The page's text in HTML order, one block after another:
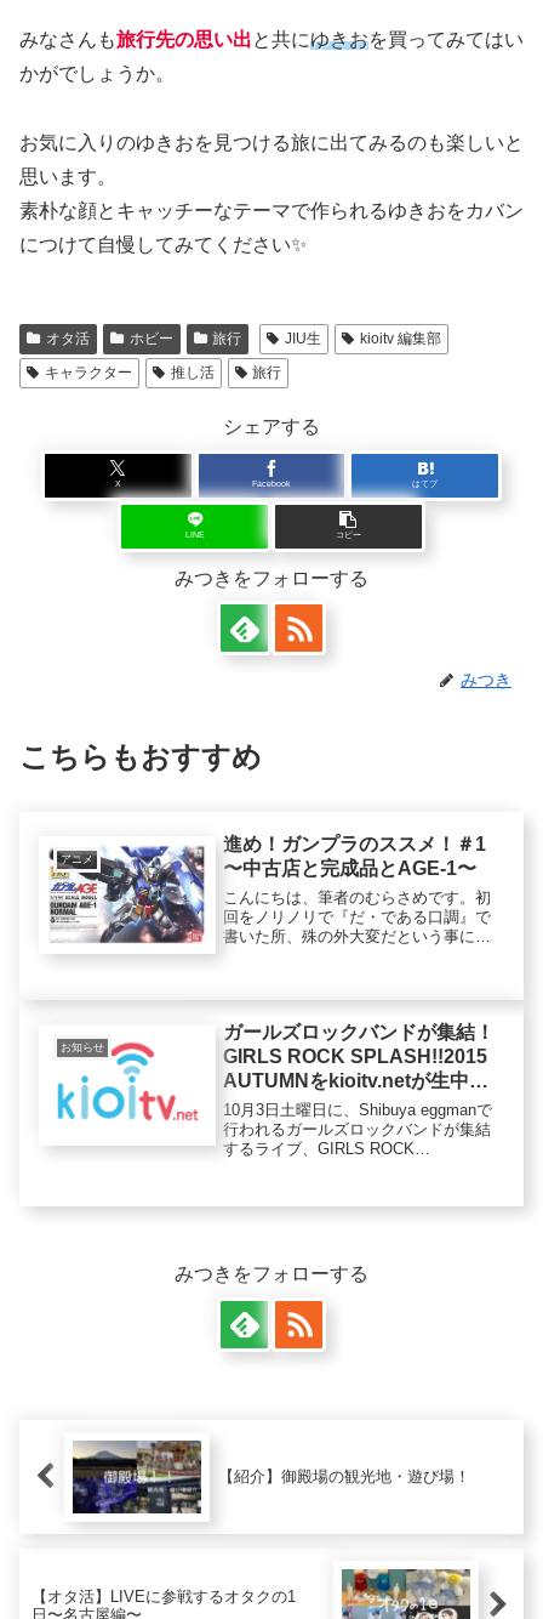
みなさんも旅行先の思い出と共にゆきおを買ってみてはい
かがでしょうか。
お気に入りのゆきおを見つける旅に出てみるのも楽しいと
思います。
素朴な顔とキャッチーなテーマで作られるゆきおをカバン
につけて自慢してみてください✨
オタ活 ホビー 旅行 JIU生
kioitv 編集部
キャラクター
推し活 旅行
シェアする
X Facebook はてブ
LINE コピー
みつきをフォローする
みつき
こちらもおすすめ
アニメ
進め！ガンプラのススメ！＃1
〜中古店と完成品とAGE-1〜
こんにちは、筆者のむらさめです。初
回をノリノリで『だ・である口調』で
書いた所、殊の外大変だという事に気
好...
お知らせ
ガールズロックバンドが集結！
GIRLS ROCK SPLASH!!2015
AUTUMNをkioitv.netが生中継
決定！
10月3日土曜日に、Shibuya eggmanで
行われるガールズロックバンドが集結
するライブ、GIRLS ROCK
kioitv.netが生中継することが決定し
みつきをフォローする
【紹介】御殿場の観光地・遊び場！
【オタ活】LIVEに参戦するオタクの1
日〜名古屋編〜